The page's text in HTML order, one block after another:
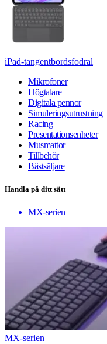
iPad-tangentbordsfodral
Mikrofoner
Högtalare
Digitala pennor
Simuleringsutrustning
Racing
Presentationsenheter
Musmattor
Tillbehör
Bästsäljare
Handla på ditt sätt
MX-serien
MX-serien